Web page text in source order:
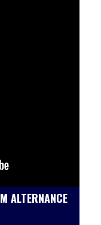
ALTERNANCE